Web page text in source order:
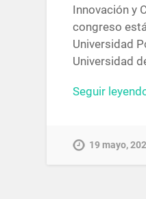
Innovación y
congreso
Universidad
Universidad
Seguir
19 mayo,